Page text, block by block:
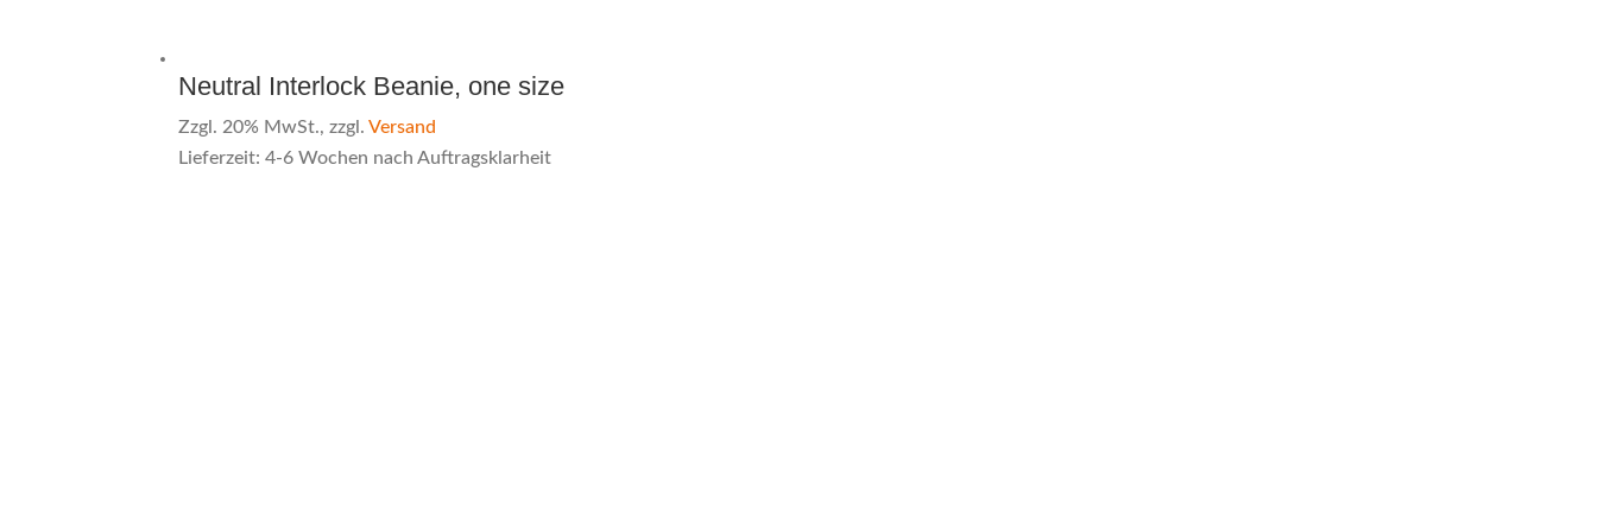
Neutral Interlock Beanie, one size
Zzgl. 20% MwSt., zzgl.Versand
Lieferzeit: 4-6 Wochen nach Auftragsklarheit